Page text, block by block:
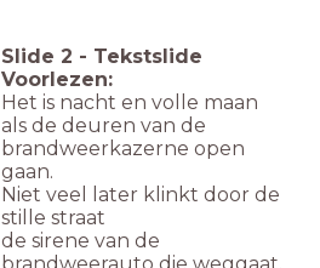
Slide 2 - Tekstslide
Voorlezen:
Het is nacht en volle maan
als de deuren van de
brandweerkazerne open
gaan.
Niet veel later klinkt door de
stille straat
de sirene van de